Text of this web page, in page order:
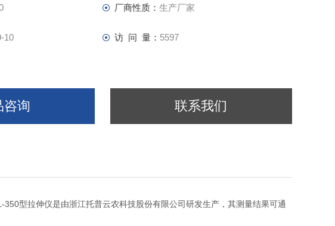
厂商性质： 生产厂家
10 访 问 量： 5597
咨询 联系我们
型拉伸仪是由浙江托普云农科技股份有限公司研发生产，其测量结果可通